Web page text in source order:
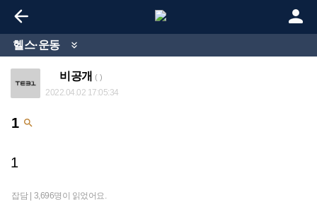
 
헬스·운동 
비공개 ( )
2022.04.02 17:05:34
1 
1
잡담 | 3,696명이 읽었어요.